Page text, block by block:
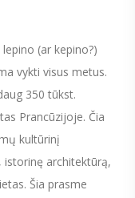
(ar kepino?)
vykti visus metus.
350 tūkst.
Prancūzijoje. Čia
kultūrinį
istorinę architektūrą,
Šia prasme